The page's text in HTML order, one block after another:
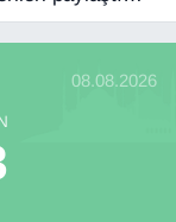
08.08.2026